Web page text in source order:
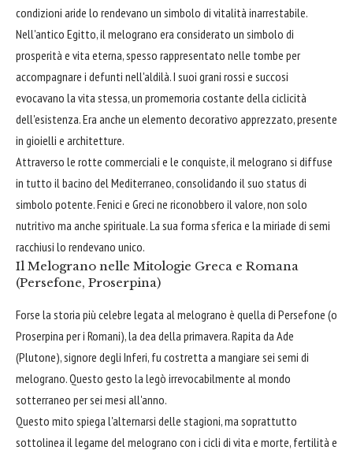
condizioni aride lo rendevano un simbolo di vitalità inarrestabile.
Nell'antico Egitto, il melograno era considerato un simbolo di
prosperità e vita eterna, spesso rappresentato nelle tombe per
accompagnare i defunti nell'aldilà. I suoi grani rossi e succosi
evocavano la vita stessa, un promemoria costante della ciclicità
dell'esistenza. Era anche un elemento decorativo apprezzato, presente
in gioielli e architetture.
Attraverso le rotte commerciali e le conquiste, il melograno si diffuse
in tutto il bacino del Mediterraneo, consolidando il suo status di
simbolo potente. Fenici e Greci ne riconobbero il valore, non solo
nutritivo ma anche spirituale. La sua forma sferica e la miriade di semi
racchiusi lo rendevano unico.
Il Melograno nelle Mitologie Greca e Romana
(Persefone, Proserpina)
Forse la storia più celebre legata al melograno è quella di Persefone (o
Proserpina per i Romani), la dea della primavera. Rapita da Ade
(Plutone), signore degli Inferi, fu costretta a mangiare sei semi di
melograno. Questo gesto la legò irrevocabilmente al mondo
sotterraneo per sei mesi all'anno.
Questo mito spiega l'alternarsi delle stagioni, ma soprattutto
sottolinea il legame del melograno con i cicli di vita e morte, fertilità e